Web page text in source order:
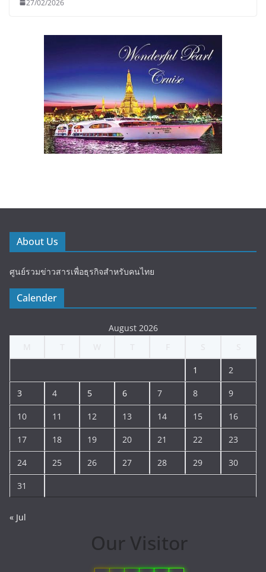
27/02/2026
About Us
ศูนย์รวมข่าวสารเพื่อธุรกิจสำหรับคนไทย
Calender
August 2026
1 2
3 4 5 6 7 8 9
10 11 12 13 14 15 16
17 18 19 20 21 22 23
24 25 26 27 28 29 30
31
« Jul
Our Visitor